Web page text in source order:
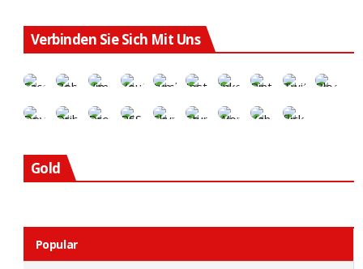
Verbinden Sie Sich Mit Uns
Gold
Popular